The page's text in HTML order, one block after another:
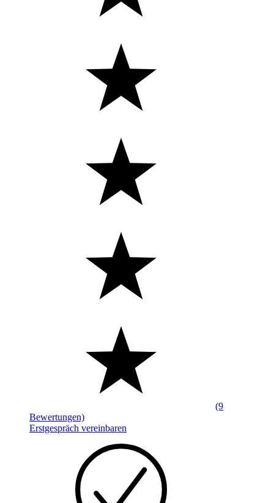
(9
Bewertungen)
Erstgespräch vereinbaren